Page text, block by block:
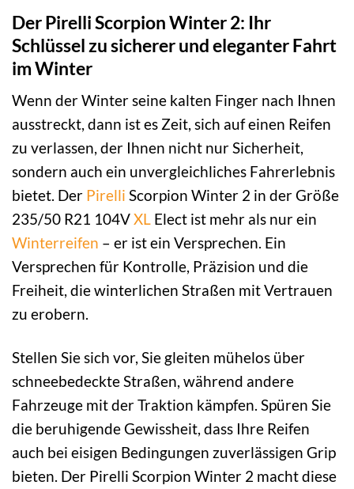
Der Pirelli Scorpion Winter 2: Ihr
Schlüssel zu sicherer und eleganter Fahrt
im Winter
Wenn der Winter seine kalten Finger nach Ihnen
ausstreckt, dann ist es Zeit, sich auf einen Reifen
zu verlassen, der Ihnen nicht nur Sicherheit,
sondern auch ein unvergleichliches Fahrerlebnis
bietet. Der Pirelli Scorpion Winter 2 in der Größe
235/50 R21 104VXL Elect ist mehr als nur ein
Winterreifen – er ist ein Versprechen. Ein
Versprechen für Kontrolle, Präzision und die
Freiheit, die winterlichen Straßen mit Vertrauen
zu erobern.
Stellen Sie sich vor, Sie gleiten mühelos über
schneebedeckte Straßen, während andere
Fahrzeuge mit der Traktion kämpfen. Spüren Sie
die beruhigende Gewissheit, dass Ihre Reifen
auch bei eisigen Bedingungen zuverlässigen Grip
bieten. Der Pirelli Scorpion Winter 2 macht diese